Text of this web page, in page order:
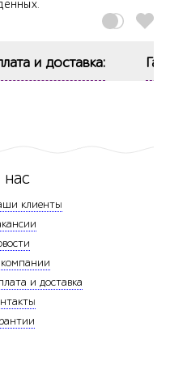
и доставка:
клиенты
и доставка